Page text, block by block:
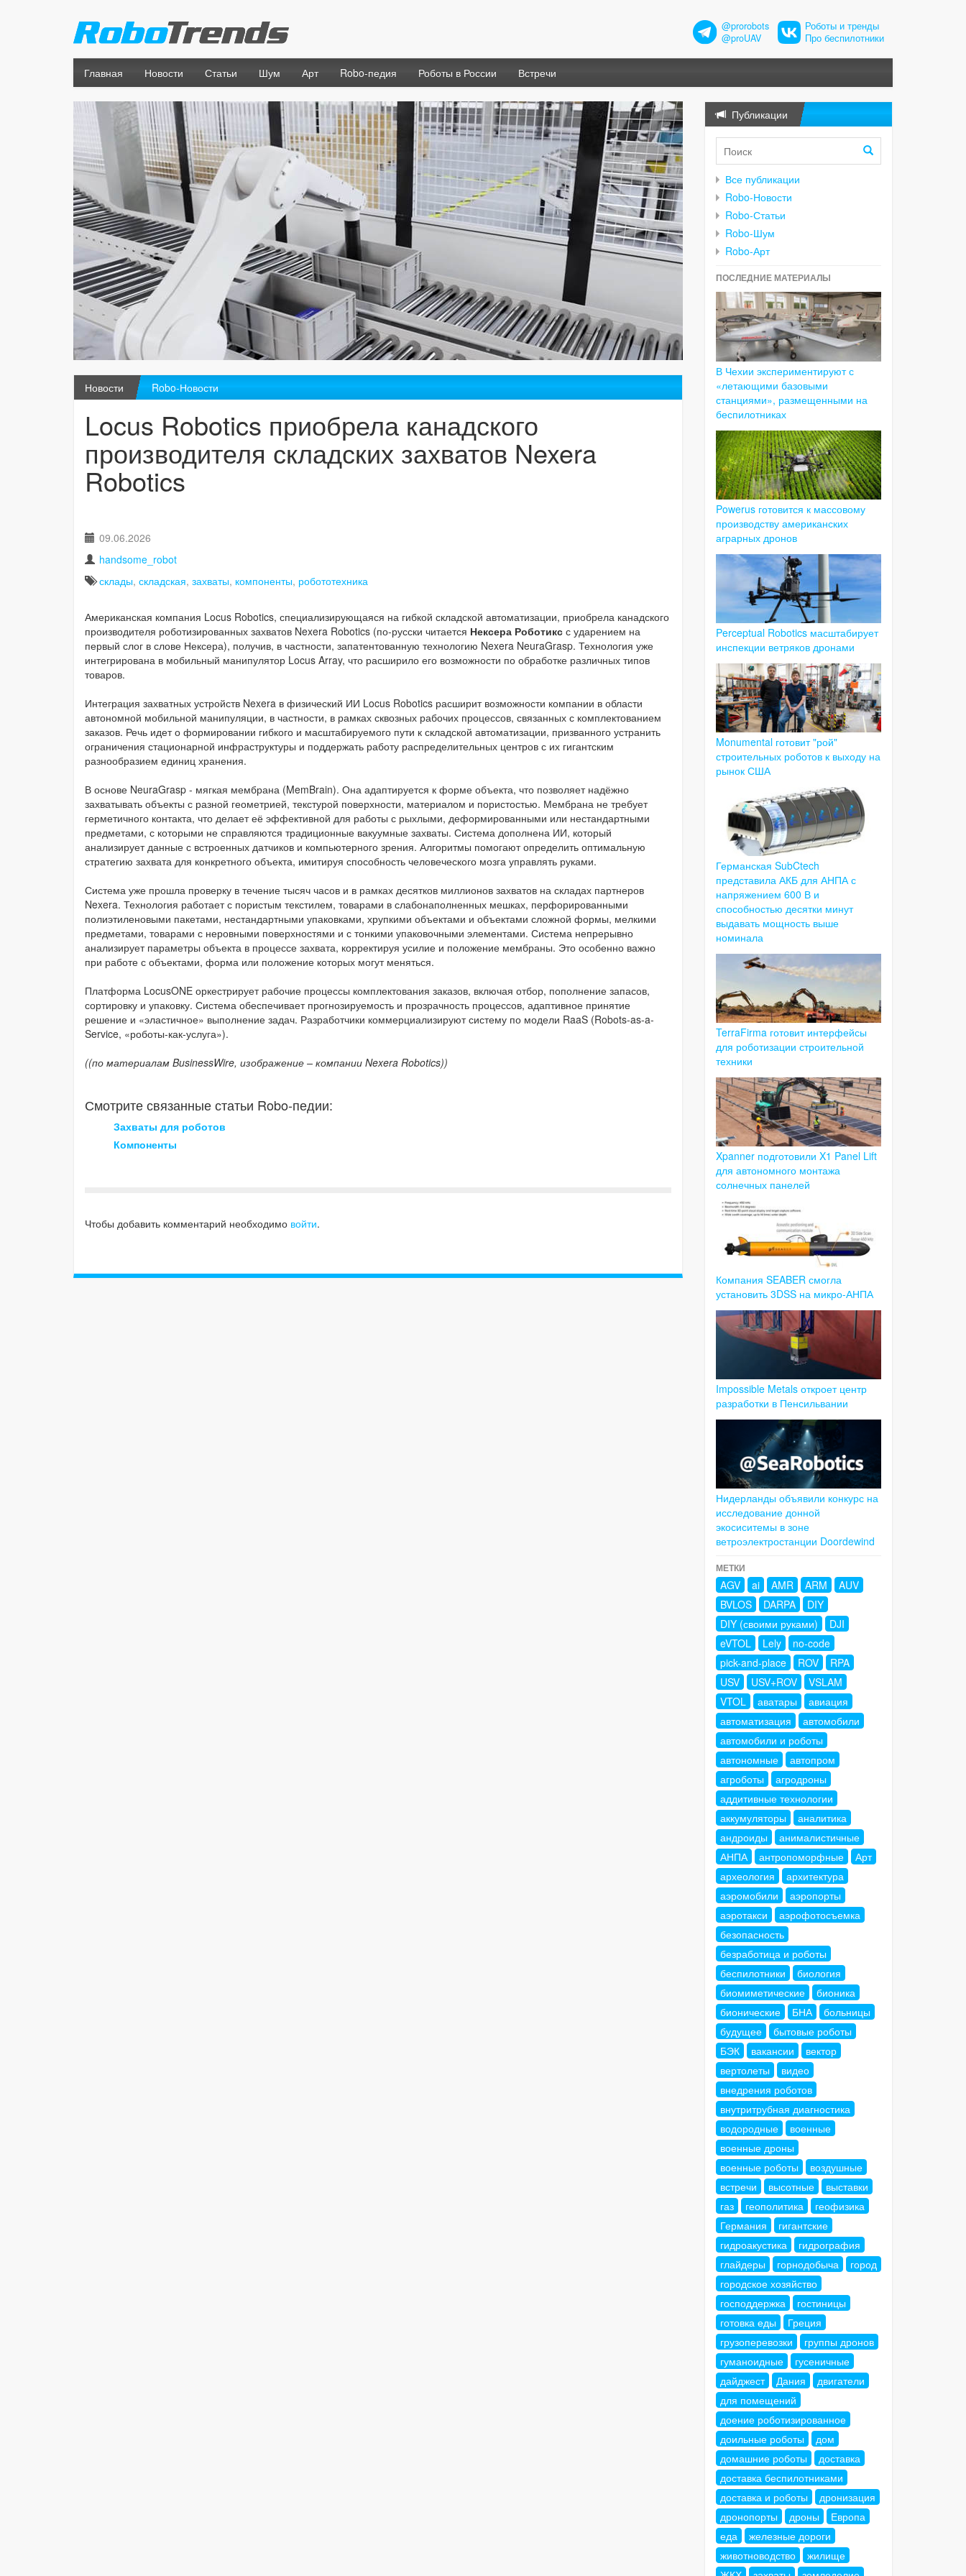
@prorobots
@proUAV
Роботы и тренды
Про беспилотники
Главная Новости Статьи Шум Арт Robo-педия Роботы в России Встречи
Новости Robo-Новости
Locus Robotics приобрела канадского
производителя складских захватов Nexera
Robotics
09.06.2026
handsome_robot
склады, складская, захваты, компоненты, робототехника
Американская компания Locus Robotics, специализирующаяся на гибкой складской автоматизации, приобрела канадского
производителя роботизированных захватов Nexera Robotics (по-русски читается Нексера Роботикс с ударением на
первый слог в слове Нексера), получив, в частности, запатентованную технологию Nexera NeuraGrasp. Технология уже
интегрирована в мобильный манипулятор Locus Array, что расширило его возможности по обработке различных типов
товаров.
Интеграция захватных устройств Nexera в физический ИИ Locus Robotics расширит возможности компании в области
автономной мобильной манипуляции, в частности, в рамках сквозных рабочих процессов, связанных с комплектованием
заказов. Речь идет о формировании гибкого и масштабируемого пути к складской автоматизации, призванного устранить
ограничения стационарной инфраструктуры и поддержать работу распределительных центров с их гигантским
разнообразием единиц хранения.
В основе NeuraGrasp - мягкая мембрана (MemBrain). Она адаптируется к форме объекта, что позволяет надёжно
захватывать объекты с разной геометрией, текстурой поверхности, материалом и пористостью. Мембрана не требует
герметичного контакта, что делает её эффективной для работы с рыхлыми, деформированными или нестандартными
предметами, с которыми не справляются традиционные вакуумные захваты. Система дополнена ИИ, который
анализирует данные с встроенных датчиков и компьютерного зрения. Алгоритмы помогают определить оптимальную
стратегию захвата для конкретного объекта, имитируя способность человеческого мозга управлять руками.
Система уже прошла проверку в течение тысяч часов и в рамках десятков миллионов захватов на складах партнеров
Nexera. Технология работает с пористым текстилем, товарами в слабонаполненных мешках, перфорированными
полиэтиленовыми пакетами, нестандартными упаковками, хрупкими объектами и объектами сложной формы, мелкими
предметами, товарами с неровными поверхностями и с тонкими упаковочными элементами. Система непрерывно
анализирует параметры объекта в процессе захвата, корректируя усилие и положение мембраны. Это особенно важно
при работе с объектами, форма или положение которых могут меняться.
Платформа LocusONE оркестрирует рабочие процессы комплектования заказов, включая отбор, пополнение запасов,
сортировку и упаковку. Система обеспечивает прогнозируемость и прозрачность процессов, адаптивное принятие
решение и «эластичное» выполнение задач. Разработчики коммерциализируют систему по модели RaaS (Robots-as-a-
Service, «роботы-как-услуга»).
((по материалам BusinessWire, изображение – компании Nexera Robotics))
Смотрите связанные статьи Robo-педии:
Захваты для роботов
Компоненты
Чтобы добавить комментарий необходимо войти.
Публикации
Все публикации
Robo-Новости
Robo-Статьи
Robo-Шум
Robo-Арт
ПОСЛЕДНИЕ МАТЕРИАЛЫ
В Чехии экспериментируют с
«летающими базовыми
станциями», размещенными на
беспилотниках
Powerus готовится к массовому
производству американских
аграрных дронов
Perceptual Robotics масштабирует
инспекции ветряков дронами
Monumental готовит "рой"
строительных роботов к выходу на
рынок США
Германская SubCtech
представила АКБ для АНПА с
напряжением 600 В и
способностью десятки минут
выдавать мощность выше
номинала
TerraFirma готовит интерфейсы
для роботизации строительной
техники
Xpanner подготовили X1 Panel Lift
для автономного монтажа
солнечных панелей
Компания SEABER смогла
установить 3DSS на микро-АНПА
Impossible Metals откроет центр
разработки в Пенсильвании
Нидерланды объявили конкурс на
исследование донной
экосиситемы в зоне
ветроэлектростанции Doordewind
МЕТКИ
AGV ai AMR ARM
AUV
BVLOS
DARPA
DIY
DIY (своими руками)
DJI
eVTOL
Lely
no-code
pick-and-place
ROV
RPA
USV
USV+ROV
VSLAM
VTOL
аватары
авиация
автоматизация
автомобили
автомобили и роботы
автономные
автопром
агроботы
агродроны
аддитивные технологии
аккумуляторы
аналитика
андроиды
анималистичные
АНПА
антропоморфные
Арт
археология
архитектура
аэромобили
аэропорты
аэротакси
аэрофотосъемка
безопасность
безработица и роботы
беспилотники
биология
биомиметические
бионика
бионические
БНА
больницы
будущее
бытовые роботы
БЭК
вакансии
вектор
вертолеты
видео
внедрения роботов
внутритрубная диагностика
водородные
военные
военные дроны
военные роботы
воздушные
встречи
высотные
выставки
газ
геополитика
геофизика
Германия
гигантские
гидроакустика
гидрография
глайдеры
горнодобыча
город
городское хозяйство
господдержка
гостиницы
готовка еды
Греция
грузоперевозки
группы дронов
гуманоидные
гусеничные
дайджест
Дания
двигатели
для помещений
доение роботизированное
доильные роботы
дом
домашние роботы
доставка
доставка беспилотниками
доставка и роботы
дронизация
дронопорты
дроны
Европа
еда
железные дороги
животноводство
жилище